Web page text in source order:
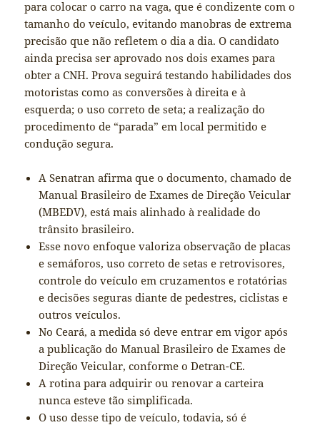
para colocar o carro na vaga, que é condizente com o
tamanho do veículo, evitando manobras de extrema
precisão que não refletem o dia a dia. O candidato
ainda precisa ser aprovado nos dois exames para
obter a CNH. Prova seguirá testando habilidades dos
motoristas como as conversões à direita e à
esquerda; o uso correto de seta; a realização do
procedimento de “parada” em local permitido e
condução segura.
A Senatran afirma que o documento, chamado de
Manual Brasileiro de Exames de Direção Veicular
(MBEDV), está mais alinhado à realidade do
trânsito brasileiro.
Esse novo enfoque valoriza observação de placas
e semáforos, uso correto de setas e retrovisores,
controle do veículo em cruzamentos e rotatórias
e decisões seguras diante de pedestres, ciclistas e
outros veículos.
No Ceará, a medida só deve entrar em vigor após
a publicação do Manual Brasileiro de Exames de
Direção Veicular, conforme o Detran-CE.
A rotina para adquirir ou renovar a carteira
nunca esteve tão simplificada.
O uso desse tipo de veículo, todavia, só é